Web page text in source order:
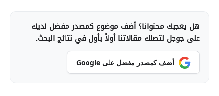
هل يعجبك محتوانا؟ أضف موضوع كمصدر مفضل لديك
على جوجل لتصلك مقالاتنا أولاً بأول في نتائج البحث.
أضف كمصدر مفضل على Google